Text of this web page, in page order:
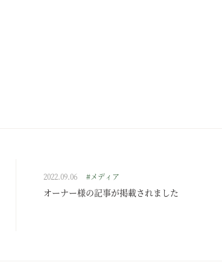
2022.09.06 #メディア
オーナー様の記事が掲載されました